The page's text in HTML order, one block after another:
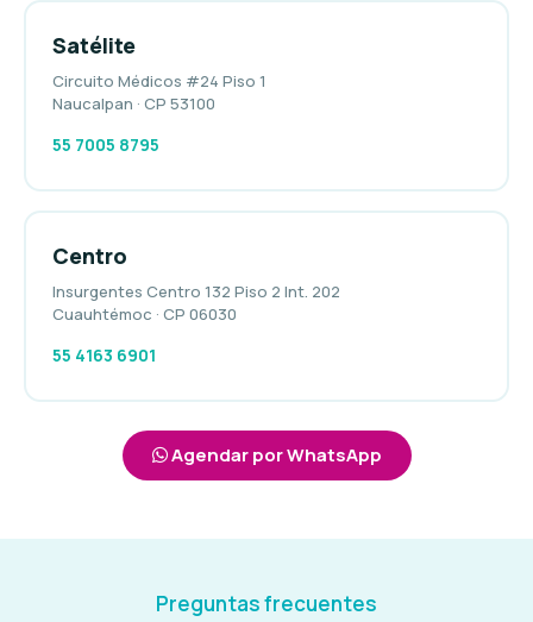
Satélite
Circuito Médicos #24 Piso 1
Naucalpan · CP 53100
55 7005 8795
Centro
Insurgentes Centro 132 Piso 2 Int. 202
Cuauhtémoc · CP 06030
55 4163 6901
Agendar por WhatsApp
Preguntas frecuentes